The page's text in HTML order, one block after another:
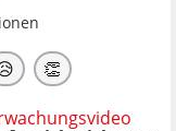
👏